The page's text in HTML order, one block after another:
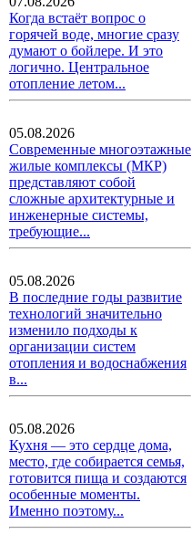
Когда встаёт вопрос о
горячей воде, многие сразу
думают о бойлере. И это
логично. Центральное
отопление летом...
05.08.2026
Современные многоэтажные
жилые комплексы (МКР)
представляют собой
сложные архитектурные и
инженерные системы,
требующие...
05.08.2026
В последние годы развитие
технологий значительно
изменило подходы к
организации систем
отопления и водоснабжения
в...
05.08.2026
Кухня — это сердце дома,
место, где собирается семья,
готовится пища и создаются
особенные моменты.
Именно поэтому...